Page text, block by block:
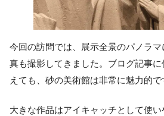
今回の訪問では、展示全景のパノラ
真も撮影してきました。ブログ記事
えても、砂の美術館は非常に魅力的で
大きな作品はアイキャッチとして使